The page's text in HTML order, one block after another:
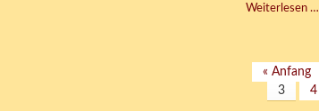
Weiterlesen …
« Anfang
3
4